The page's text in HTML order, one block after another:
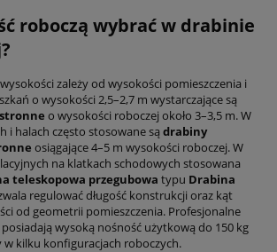
roboczą wybrać w drabinie
zależy od wysokości pomieszczenia i
o wysokości 2,5–2,7 m wystarczające są
o wysokości roboczej około 3–3,5 m. W
i halach często stosowane są drabiny
osiągające 4–5 m wysokości roboczej. W
na klatkach schodowych stosowana
teleskopowa przegubowa typu Drabina
regulować długość konstrukcji oraz kąt
od geometrii pomieszczenia. Profesjonalne
wysoką nośność użytkową do 150 kg
w kilku konfiguracjach roboczych.